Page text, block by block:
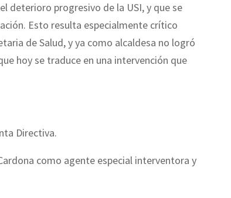
deterioro progresivo de la USI, y que se
Esto resulta especialmente crítico
de Salud, y ya como alcaldesa no logró
hoy se traduce en una intervención que
Directiva.
como agente especial interventora y